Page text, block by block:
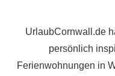
UrlaubCornwall.de
persönlich
Ferienwohnungen in